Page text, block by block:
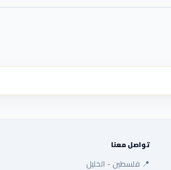
تواصل معنا
📍 فلسطين - الخليل